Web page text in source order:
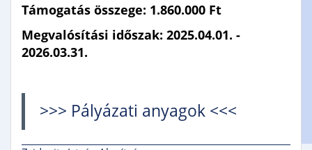
és Óvoda
Mosonmagyaróvári Piarista
Rendház
Gimnáziumi jelentkezés
Támogatás összege: 1.860.000 Ft
Megvalósítási időszak: 2025.04.01. -
2026.03.31.
>>> Pályázati anyagok <<<